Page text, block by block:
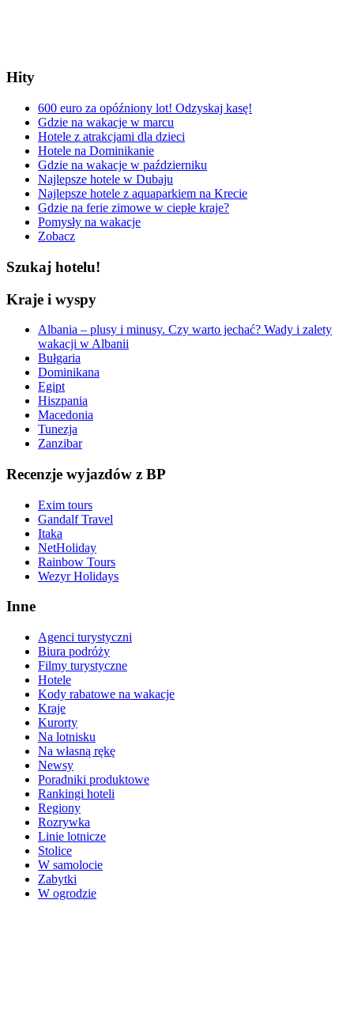
Hity
600 euro za opóźniony lot! Odzyskaj kasę!
Gdzie na wakacje w marcu
Hotele z atrakcjami dla dzieci
Hotele na Dominikanie
Gdzie na wakacje w październiku
Najlepsze hotele w Dubaju
Najlepsze hotele z aquaparkiem na Krecie
Gdzie na ferie zimowe w ciepłe kraje?
Pomysły na wakacje
Zobacz
Szukaj hotelu!
Kraje i wyspy
Albania – plusy i minusy. Czy warto jechać? Wady i zalety
wakacji w Albanii
Bułgaria
Dominikana
Egipt
Hiszpania
Macedonia
Tunezja
Zanzibar
Recenzje wyjazdów z BP
Exim tours
Gandalf Travel
Itaka
NetHoliday
Rainbow Tours
Wezyr Holidays
Inne
Agenci turystyczni
Biura podróży
Filmy turystyczne
Hotele
Kody rabatowe na wakacje
Kraje
Kurorty
Na lotnisku
Na własną rękę
Newsy
Poradniki produktowe
Rankingi hoteli
Regiony
Rozrywka
Linie lotnicze
Stolice
W samolocie
Zabytki
W ogrodzie